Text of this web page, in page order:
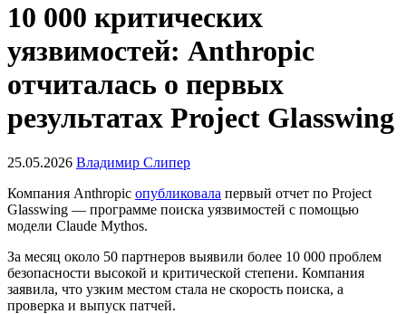
10 000 критических
уязвимостей: Anthropic
отчиталась о первых
результатах Project Glasswing
25.05.2026 Владимир Слипер
Компания Anthropic опубликовала первый отчет по Project
Glasswing — программе поиска уязвимостей с помощью
модели Claude Mythos.
За месяц около 50 партнеров выявили более 10 000 проблем
безопасности высокой и критической степени. Компания
заявила, что узким местом стала не скорость поиска, а
проверка и выпуск патчей.